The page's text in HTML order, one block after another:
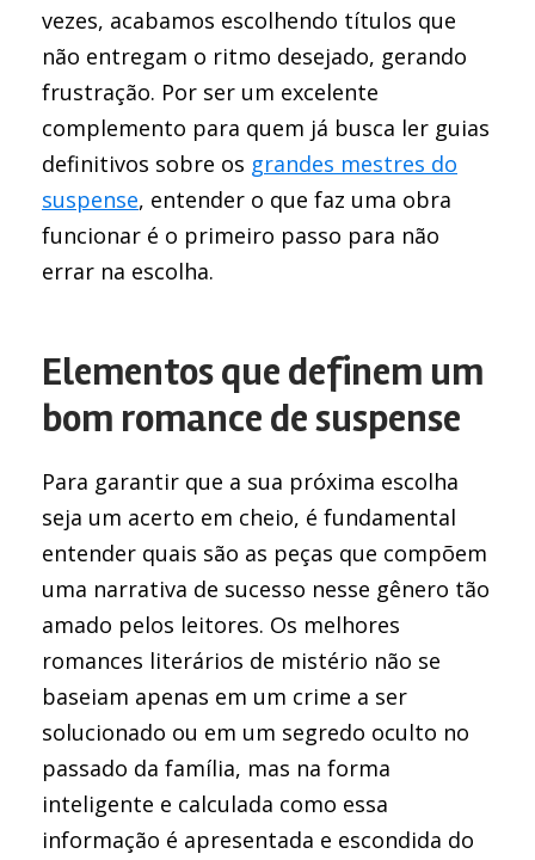
vezes, acabamos escolhendo títulos que
não entregam o ritmo desejado, gerando
frustração. Por ser um excelente
complemento para quem já busca ler guias
definitivos sobre os grandes mestres do
suspense, entender o que faz uma obra
funcionar é o primeiro passo para não
errar na escolha.
Elementos que definem um
bom romance de suspense
Para garantir que a sua próxima escolha
seja um acerto em cheio, é fundamental
entender quais são as peças que compõem
uma narrativa de sucesso nesse gênero tão
amado pelos leitores. Os melhores
romances literários de mistério não se
baseiam apenas em um crime a ser
solucionado ou em um segredo oculto no
passado da família, mas na forma
inteligente e calculada como essa
informação é apresentada e escondida do